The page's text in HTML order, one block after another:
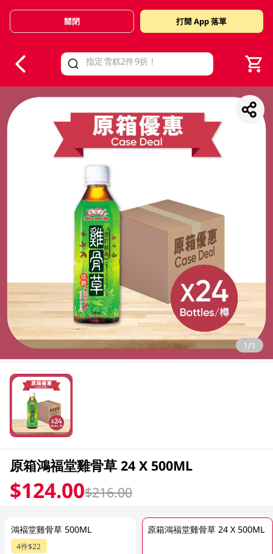
Valid Until 30 June 2026
關閉 打開 App 落單
1/1
原箱鴻福堂雞骨草 24 X 500ML
$124.00$216.00
鴻褔堂雞骨草 500ML
4件$22
原箱鴻福堂雞骨草 24 X 500ML